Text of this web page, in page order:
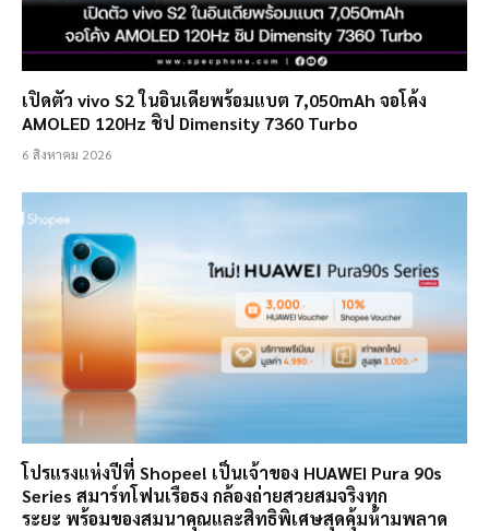
เปิดตัว vivo S2 ในอินเดียพร้อมแบต 7,050mAh จอโค้ง
AMOLED 120Hz ชิป Dimensity 7360 Turbo
6 สิงหาคม 2026
โปรแรงแห่งปีที่ Shopee! เป็นเจ้าของ HUAWEI Pura 90s
Series สมาร์ทโฟนเรือธง กล้องถ่ายสวยสมจริงทุก
ระยะ พร้อมของสมนาคุณและสิทธิพิเศษสุดคุ้มห้ามพลาด